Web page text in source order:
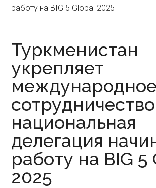
работу на BIG 5 Global 2025
Туркменистан
укрепляет
международное
национальная
делегация
работу на BIG 5
2025